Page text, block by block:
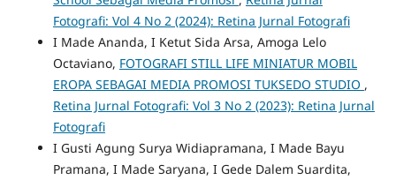
Fotografi: Vol 4 No 2 (2024): Retina Jurnal Fotografi
I Made Ananda, I Ketut Sida Arsa, Amoga Lelo
Octaviano, FOTOGRAFI STILL LIFE MINIATUR MOBIL
EROPA SEBAGAI MEDIA PROMOSI TUKSEDO STUDIO ,
Retina Jurnal Fotografi: Vol 3 No 2 (2023): Retina Jurnal
Fotografi
I Gusti Agung Surya Widiapramana, I Made Bayu
Pramana, I Made Saryana, I Gede Dalem Suardita,